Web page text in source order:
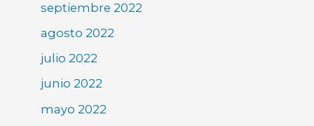
septiembre 2022
agosto 2022
julio 2022
junio 2022
mayo 2022